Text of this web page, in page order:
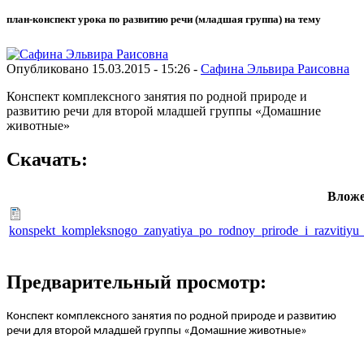
план-конспект урока по развитию речи (младшая группа) на тему
Опубликовано 15.03.2015 - 15:26 - Сафина Эльвира Раисовна
Конспект комплексного занятия по родной природе и
развитию речи для второй младшей группы «Домашние
животные»
Скачать:
Предварительный просмотр:
Конспект комплексного занятия по родной природе и развитию
речи для второй младшей группы «Домашние животные»